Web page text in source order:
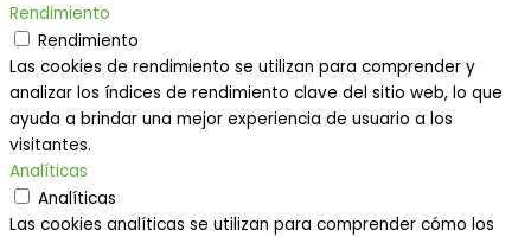
Rendimiento
Rendimiento
Las cookies de rendimiento se utilizan para comprender y
analizar los índices de rendimiento clave del sitio web, lo que
ayuda a brindar una mejor experiencia de usuario a los
visitantes.
Analíticas
Analíticas
Las cookies analíticas se utilizan para comprender cómo los